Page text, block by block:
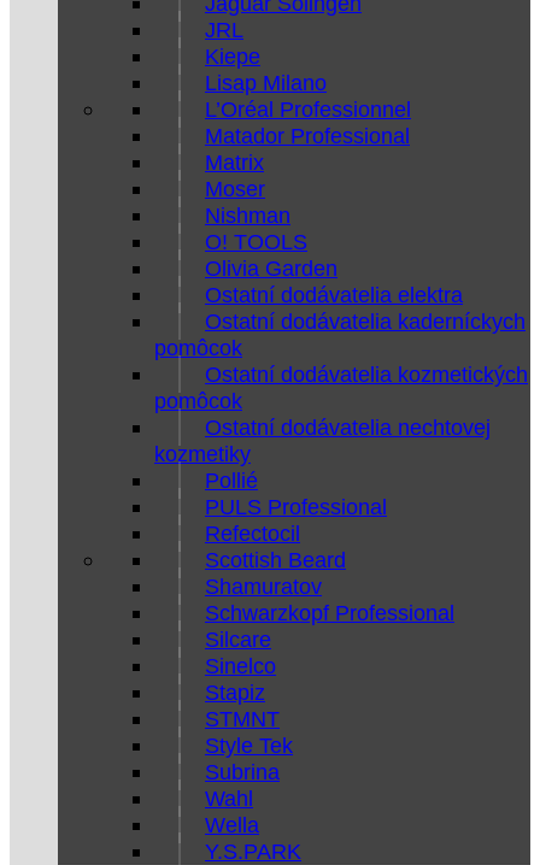
JRL
Kiepe
Lisap Milano
L’Oréal Professionnel
Matador Professional
Matrix
Moser
Nishman
O! TOOLS
Olivia Garden
Ostatní dodávatelia elektra
Ostatní dodávatelia kaderníckych
pomôcok
Ostatní dodávatelia kozmetických
pomôcok
Ostatní dodávatelia nechtovej
kozmetiky
Pollié
PULS Professional
Refectocil
Scottish Beard
Shamuratov
Schwarzkopf Professional
Silcare
Sinelco
Stapiz
STMNT
Style Tek
Subrina
Wahl
Wella
Y.S.PARK